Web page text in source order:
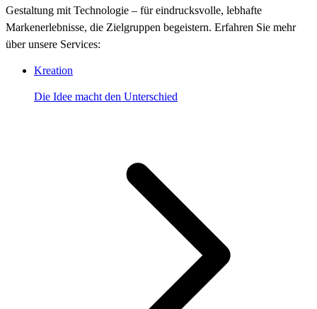
Gestaltung mit Technologie – für eindrucksvolle, lebhafte
Markenerlebnisse, die Zielgruppen begeistern. Erfahren Sie mehr
über unsere Services:
Kreation
Die Idee macht den Unterschied